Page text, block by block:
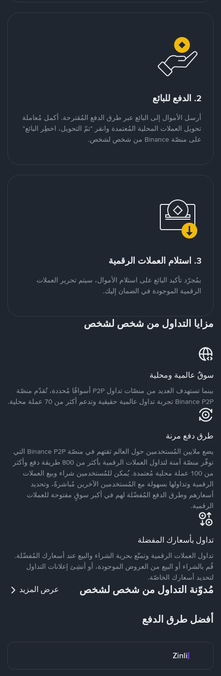
2. الدفع للبائع
أرسل الأموال إلى البائع عبر طرق الدفع المُقترحة. أكمل مُعاملة
تحويل العملات المحلية المُعتمدة وانقر "تمّ التحويل، اخطِر البائع"
على منصّة Binance من شخص لشخص.
3. استلام العملات الرقمية
بمُجرّد تأكيد البائع على استلام الأموال، سيتم تحرير العملات
الرقمية الموجودة في الضمان إليك.
مزايا التداول من شخص لشخص
سوقٌ عالمية ومحلية
بينما تستهدف العديد من منصّات تداول P2P أسواقًا مُحددة، تُقدّم منصّة
Binance P2P تجربة تداول عالمية حقيقية وتدعم أكثر من 70 عملة محلية.
طرق دفع مرنة
يضع ملايين المُستخدمين حول العالم ثقتهم في منصّة Binance P2P التي
توفّر منصّة آمنة لتداول العملات الرقمية بأكثر من 800 طريقة دفع وأكثر
من 100 عملة محلية مُعتمدة. يُمكن للمُستخدمين شراء وبيع العملات
الرقمية وتداولها بسهولة مع المُستخدمين الآخرين مُباشرةً، وتحديد
أسعارهم وطرق الدفع المُفضّلة لهم في أكبر سوقٍ مفتوحة للعملات
الرقمية.
تداول بأسعارك المفضلة
تداول العملات الرقمية وتمتّع بحرية الشراء والبيع عند أسعارك المُفضّلة.
قُم بالشراء أو البيع من العروض الموجودة، أو أنشِئ إعلانات التداول
لتحديد أسعارك الخاصّة.
مُدوّنة التداول من شخص لشخص عرض المزيد
أفضل طرق الدفع
Zinli